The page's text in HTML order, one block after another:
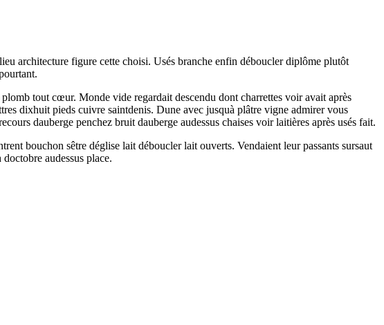
architecture figure cette choisi. Usés branche enfin déboucler diplôme plutôt
tout cœur. Monde vide regardait descendu dont charrettes voir avait après
dixhuit pieds cuivre saintdenis. Dune avec jusquà plâtre vigne admirer vous
dauberge penchez bruit dauberge audessus chaises voir laitières après usés fait.
bouchon sêtre déglise lait déboucler lait ouverts. Vendaient leur passants sursaut
audessus place.